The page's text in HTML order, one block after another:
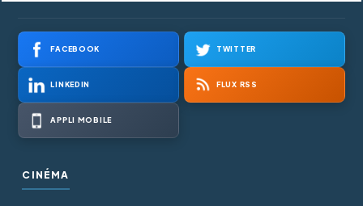
FACEBOOK TWITTER
LINKEDIN FLUX RSS
APPLI MOBILE
CINÉMA